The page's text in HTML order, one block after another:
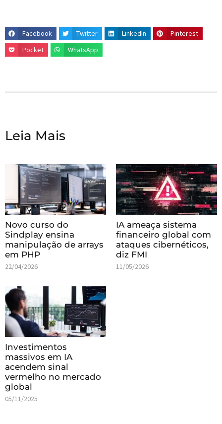
Facebook Twitter LinkedIn
Pinterest
Pocket
WhatsApp
Leia Mais
Novo curso do
Sindplay ensina
manipulação de arrays
em PHP
22/04/2026
IA ameaça sistema
financeiro global com
ataques cibernéticos,
diz FMI
11/05/2026
Investimentos
massivos em IA
acendem sinal
vermelho no mercado
global
05/11/2025